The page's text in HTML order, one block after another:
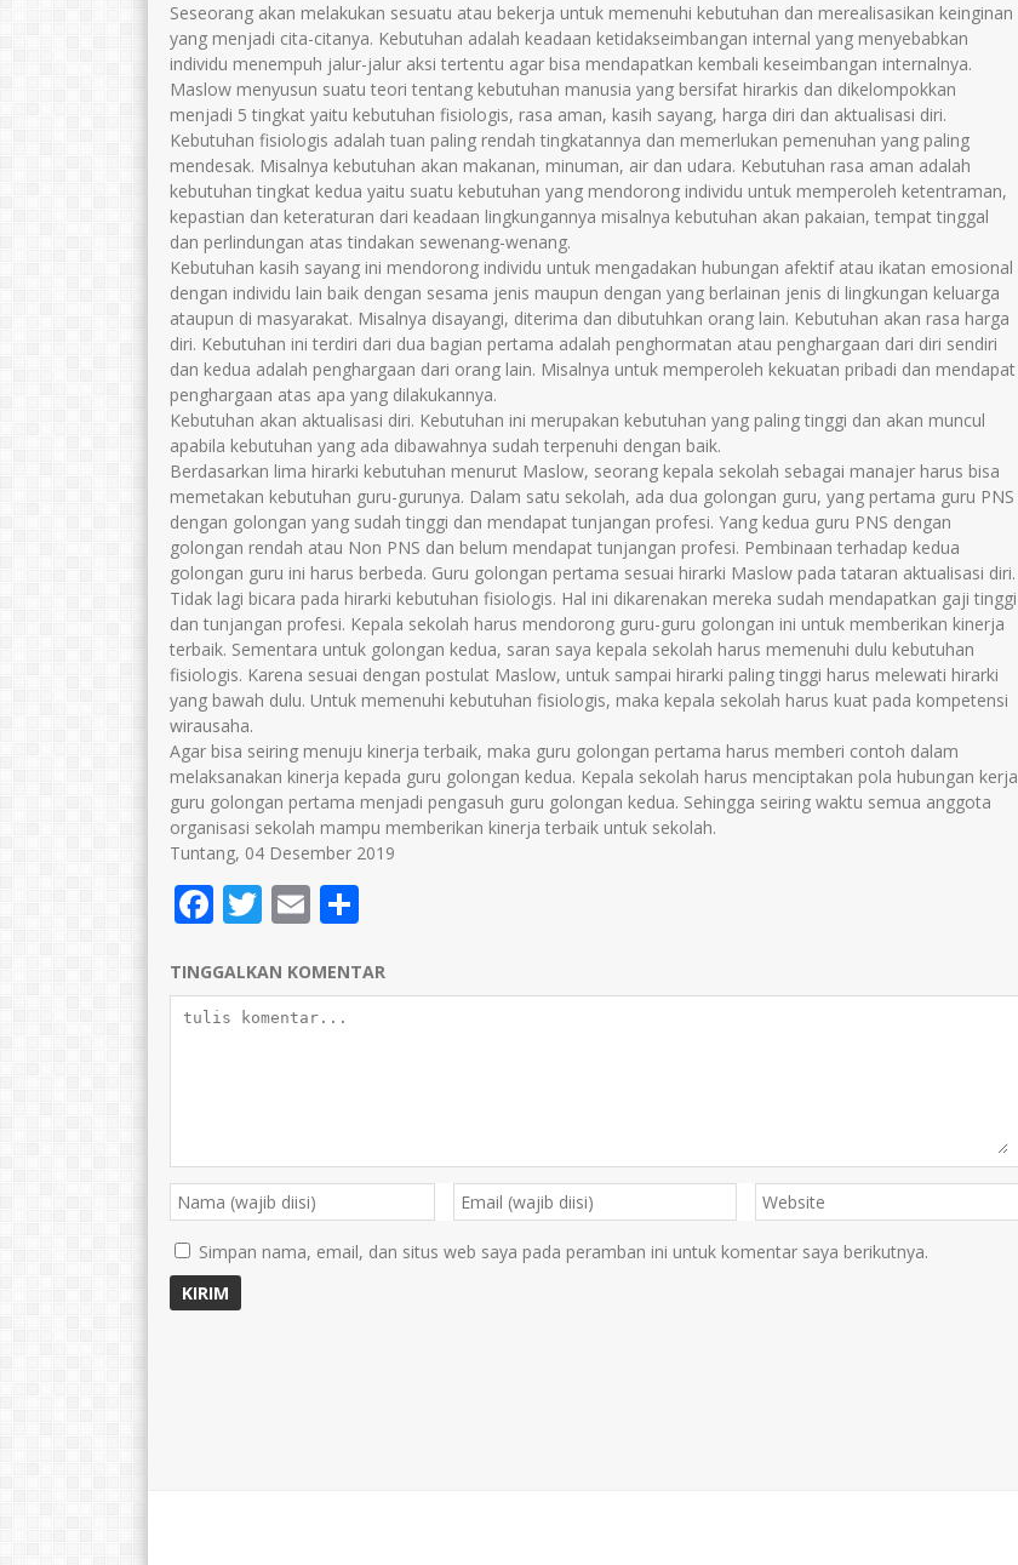
Seseorang akan melakukan sesuatu atau bekerja untuk memenuhi kebutuhan dan merealisasikan keinginan
yang menjadi cita-citanya. Kebutuhan adalah keadaan ketidakseimbangan internal yang menyebabkan
individu menempuh jalur-jalur aksi tertentu agar bisa mendapatkan kembali keseimbangan internalnya.
Maslow menyusun suatu teori tentang kebutuhan manusia yang bersifat hirarkis dan dikelompokkan
menjadi 5 tingkat yaitu kebutuhan fisiologis, rasa aman, kasih sayang, harga diri dan aktualisasi diri.
Kebutuhan fisiologis adalah tuan paling rendah tingkatannya dan memerlukan pemenuhan yang paling
mendesak. Misalnya kebutuhan akan makanan, minuman, air dan udara. Kebutuhan rasa aman adalah
kebutuhan tingkat kedua yaitu suatu kebutuhan yang mendorong individu untuk memperoleh ketentraman,
kepastian dan keteraturan dari keadaan lingkungannya misalnya kebutuhan akan pakaian, tempat tinggal
dan perlindungan atas tindakan sewenang-wenang.
Kebutuhan kasih sayang ini mendorong individu untuk mengadakan hubungan afektif atau ikatan emosional
dengan individu lain baik dengan sesama jenis maupun dengan yang berlainan jenis di lingkungan keluarga
ataupun di masyarakat. Misalnya disayangi, diterima dan dibutuhkan orang lain. Kebutuhan akan rasa harga
diri. Kebutuhan ini terdiri dari dua bagian pertama adalah penghormatan atau penghargaan dari diri sendiri
dan kedua adalah penghargaan dari orang lain. Misalnya untuk memperoleh kekuatan pribadi dan mendapat
penghargaan atas apa yang dilakukannya.
Kebutuhan akan aktualisasi diri. Kebutuhan ini merupakan kebutuhan yang paling tinggi dan akan muncul
apabila kebutuhan yang ada dibawahnya sudah terpenuhi dengan baik.
Berdasarkan lima hirarki kebutuhan menurut Maslow, seorang kepala sekolah sebagai manajer harus bisa
memetakan kebutuhan guru-gurunya. Dalam satu sekolah, ada dua golongan guru, yang pertama guru PNS
dengan golongan yang sudah tinggi dan mendapat tunjangan profesi. Yang kedua guru PNS dengan
golongan rendah atau Non PNS dan belum mendapat tunjangan profesi. Pembinaan terhadap kedua
golongan guru ini harus berbeda. Guru golongan pertama sesuai hirarki Maslow pada tataran aktualisasi diri.
Tidak lagi bicara pada hirarki kebutuhan fisiologis. Hal ini dikarenakan mereka sudah mendapatkan gaji tinggi
dan tunjangan profesi. Kepala sekolah harus mendorong guru-guru golongan ini untuk memberikan kinerja
terbaik. Sementara untuk golongan kedua, saran saya kepala sekolah harus memenuhi dulu kebutuhan
fisiologis. Karena sesuai dengan postulat Maslow, untuk sampai hirarki paling tinggi harus melewati hirarki
yang bawah dulu. Untuk memenuhi kebutuhan fisiologis, maka kepala sekolah harus kuat pada kompetensi
wirausaha.
Agar bisa seiring menuju kinerja terbaik, maka guru golongan pertama harus memberi contoh dalam
melaksanakan kinerja kepada guru golongan kedua. Kepala sekolah harus menciptakan pola hubungan kerja
guru golongan pertama menjadi pengasuh guru golongan kedua. Sehingga seiring waktu semua anggota
organisasi sekolah mampu memberikan kinerja terbaik untuk sekolah.
Tuntang, 04 Desember 2019
Facebook
Twitter
Email
TINGGALKAN KOMENTAR
Simpan nama, email, dan situs web saya pada peramban ini untuk komentar saya berikutnya.